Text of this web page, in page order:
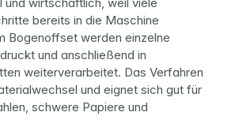
bereits in die Maschine
Bogenoffset werden einzelne
und anschließend in
weiterverarbeitet. Das Verfahren
und eignet sich gut für
schwere Papiere und